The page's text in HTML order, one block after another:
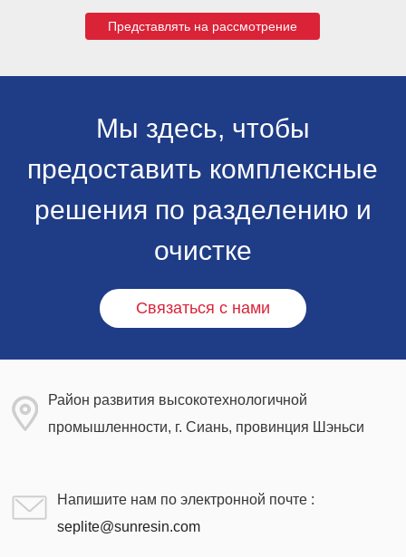
Представлять на рассмотрение
Мы здесь, чтобы
предоставить комплексные
решения по разделению и
очистке
Связаться с нами
Район развития высокотехнологичной
промышленности, г. Сиань, провинция Шэньси
Напишите нам по электронной почте :
seplite@sunresin.com